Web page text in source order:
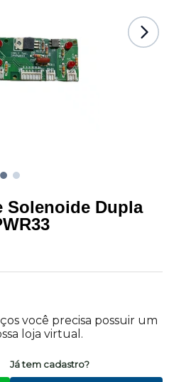
Solenoide Dupla
você precisa possuir um
loja virtual.
Já tem cadastro?